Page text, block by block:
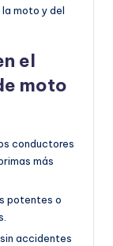
moto y del
el
moto
conductores
más
potentes o
accidentes